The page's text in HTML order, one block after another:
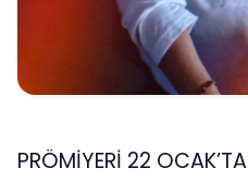
PRÖMİYERİ 22 OCAK’TA